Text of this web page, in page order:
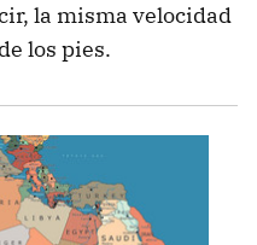
la misma velocidad
los pies.